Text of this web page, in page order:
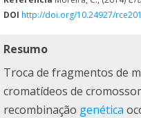
DOI http://doi.org/10.24927/
Resumo
Troca de fragmentos de
cromatídeos de
recombinação genética